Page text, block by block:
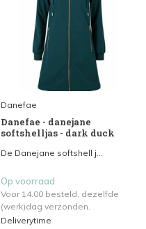
Danefae
Danefae - danejane
softshelljas - dark duck
De Danejane softshell j...
Op voorraad
Voor 14.00 besteld, dezelfde
(werk)dag verzonden.
Deliverytime